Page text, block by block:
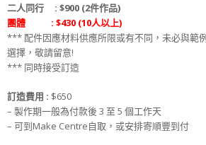
二人同行 : $900 (2件作品)
團體 : $430 (10人以上)
*** 配件因應材料供應所限或有不同，未必與範
選擇，敬請留意!
*** 同時接受訂造
訂造費用 : $650
– 製作期一般為付款後 3 至 5 個工作天
– 可到Make Centre自取，或安排寄順豐到付